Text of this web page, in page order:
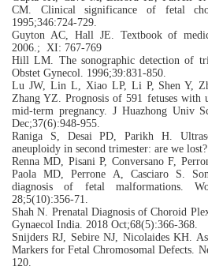
CM. Clinical significance of fetal
1995;346:724-729.
Guyton AC, Hall JE. Textbook of
2006.; XI: 767-769
Hill LM. The sonographic detection of
Obstet Gynecol. 1996;39:831-850.
Lu JW, Lin L, Xiao LP, Li P, Shen Y,
Zhang YZ. Prognosis of 591 fetuses with
mid-term pregnancy. J Huazhong Univ
Dec;37(6):948-955.
Raniga S, Desai PD, Parikh H.
aneuploidy in second trimester: are we
Renna MD, Pisani P, Conversano F,
Paola MD, Perrone A, Casciaro S.
diagnosis of fetal malformations.
28;5(10):356-71.
Shah N. Prenatal Diagnosis of Choroid
Gynaecol India. 2018 Oct;68(5):366-368.
Snijders RJ, Sebire NJ, Nicolaides KH.
Markers for Fetal Chromosomal Defects.
120.